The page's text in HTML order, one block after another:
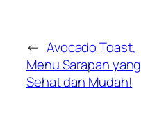
← Avocado Toast,
Menu Sarapan yang
Sehat dan Mudah!